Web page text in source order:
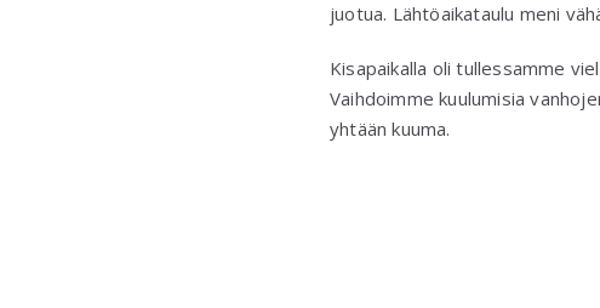
juotua. Lähtöaikataulu meni
Kisapaikalla oli tullessamme
Vaihdoimme kuulumisia
yhtään kuuma.